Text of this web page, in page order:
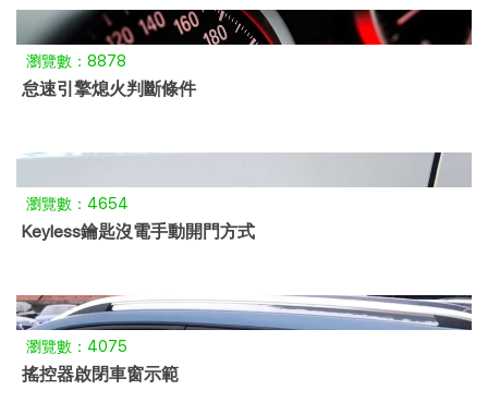
瀏覽數：8878
怠速引擎熄火判斷條件
瀏覽數：4654
Keyless鑰匙沒電手動開門方式
瀏覽數：4075
搖控器啟閉車窗示範